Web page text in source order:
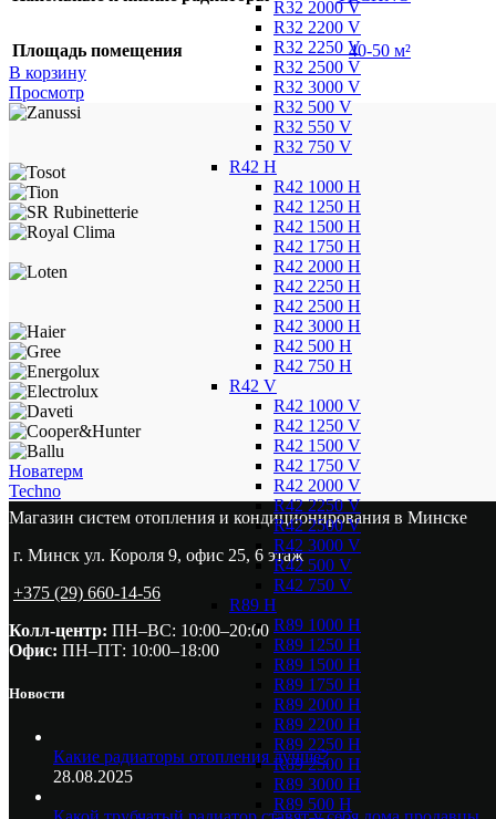
R32 2000 V
R32 2200 V
R32 2250 V
R32 2500 V
R32 3000 V
R32 500 V
R32 550 V
R32 750 V
R42 H
R42 1000 H
R42 1250 H
R42 1500 H
R42 1750 H
R42 2000 H
R42 2250 H
R42 2500 H
R42 3000 H
R42 500 H
R42 750 H
R42 V
R42 1000 V
R42 1250 V
R42 1500 V
R42 1750 V
R42 2000 V
R42 2250 V
R42 2500 V
R42 3000 V
R42 500 V
R42 750 V
R89 H
R89 1000 H
R89 1250 H
R89 1500 H
R89 1750 H
R89 2000 H
R89 2200 H
R89 2250 H
R89 2500 H
R89 3000 H
R89 500 H
Площадь помещения
40-50 м²
В корзину
Просмотр
Новатерм
Techno
Магазин систем отопления и кондиционирования в Минске
г. Минск ул. Короля 9, офис 25, 6 этаж
+375 (29) 660-14-56
Колл-центр: ПН–ВС: 10:00–20:00​
Офис: ПН–ПТ: 10:00–18:00
Новости
Какие радиаторы отопления лучше?
28.08.2025